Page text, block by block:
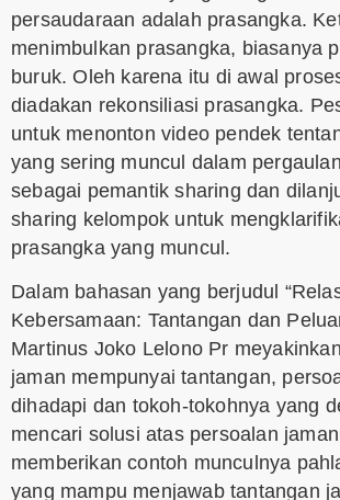
persaudaraan adalah prasangka.
menimbulkan prasangka, biasanya
buruk. Oleh karena itu di awal
diadakan rekonsiliasi prasangka.
untuk menonton video pendek
yang sering muncul dalam
sebagai pemantik sharing dan
sharing kelompok untuk
prasangka yang muncul.
Dalam bahasan yang berjudul
Kebersamaan: Tantangan dan
Martinus Joko Lelono Pr
jaman mempunyai tantangan,
dihadapi dan tokoh-tokohnya yang
mencari solusi atas persoalan
memberikan contoh munculnya
yang mampu menjawab tantangan